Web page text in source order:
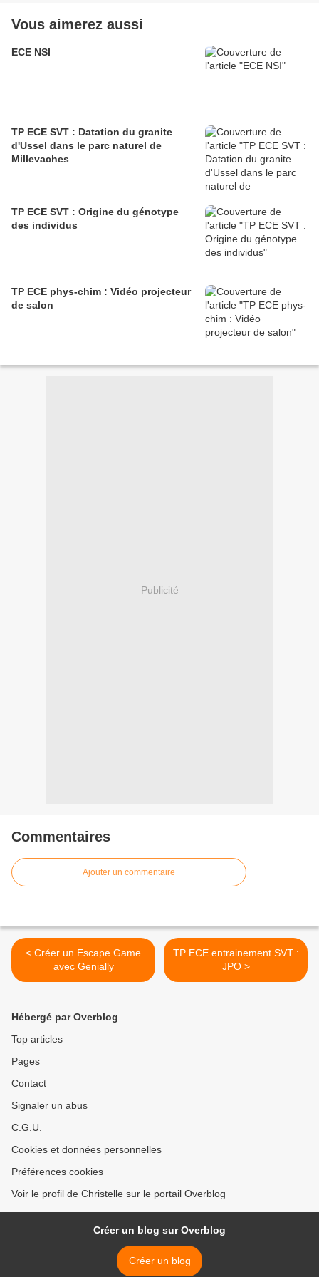
Vous aimerez aussi
ECE NSI
TP ECE SVT : Datation du granite
d'Ussel dans le parc naturel de
Millevaches
TP ECE SVT : Origine du génotype
des individus
TP ECE phys-chim : Vidéo projecteur
de salon
Publicité
Commentaires
Ajouter un commentaire
< Créer un Escape Game
avec Genially
TP ECE entrainement SVT :
JPO >
Hébergé par Overblog
Top articles
Pages
Contact
Signaler un abus
C.G.U.
Cookies et données personnelles
Préférences cookies
Voir le profil de Christelle sur le portail Overblog
Créer un blog sur Overblog
Créer un blog